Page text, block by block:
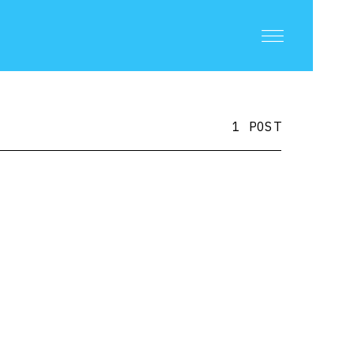
1 POST